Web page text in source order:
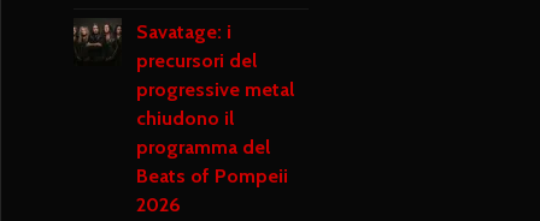
Savatage: i
precursori del
progressive metal
chiudono il
programma del
Beats of Pompeii
2026